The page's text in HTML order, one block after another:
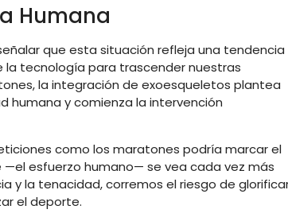
Humana
que esta situación refleja una tendencia
tecnología para trascender nuestras
la integración de exoesqueletos plantea
humana y comienza la intervención
como los maratones podría marcar el
esfuerzo humano— se vea cada vez más
y la tenacidad, corremos el riesgo de
el deporte.